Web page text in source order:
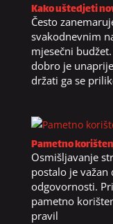
Kako uštedjeti
Često
svakodnevnim
mjesečni
dobro je
držati ga se
Pametno
Osmišljavanje
postalo je
odgovornosti.
pametno
pravil